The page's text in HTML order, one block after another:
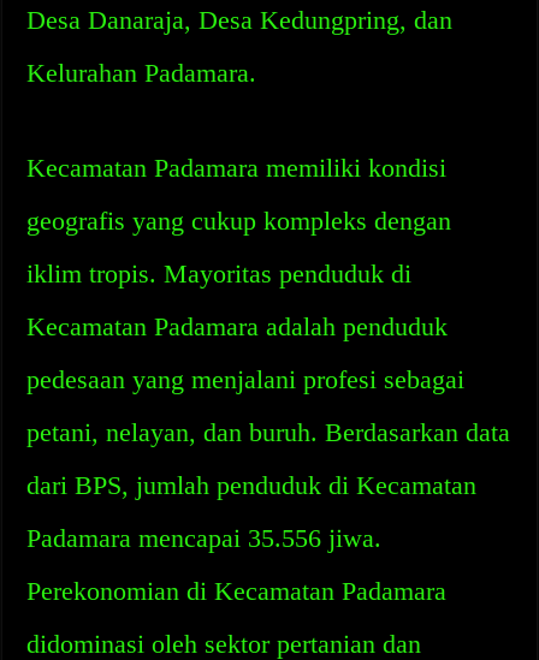
Desa Danaraja, Desa Kedungpring, dan
Kelurahan Padamara.
Kecamatan Padamara memiliki kondisi
geografis yang cukup kompleks dengan
iklim tropis. Mayoritas penduduk di
Kecamatan Padamara adalah penduduk
pedesaan yang menjalani profesi sebagai
petani, nelayan, dan buruh. Berdasarkan data
dari BPS, jumlah penduduk di Kecamatan
Padamara mencapai 35.556 jiwa.
Perekonomian di Kecamatan Padamara
didominasi oleh sektor pertanian dan